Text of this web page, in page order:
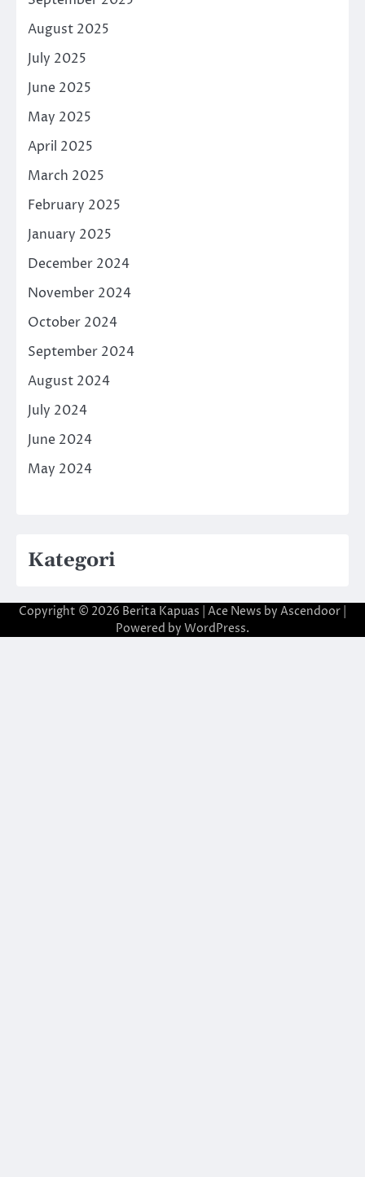
August 2025
July 2025
June 2025
May 2025
April 2025
March 2025
February 2025
January 2025
December 2024
November 2024
October 2024
September 2024
August 2024
July 2024
June 2024
May 2024
Kategori
Copyright © 2026 Berita Kapuas | Ace News by Ascendoor
Powered by WordPress.